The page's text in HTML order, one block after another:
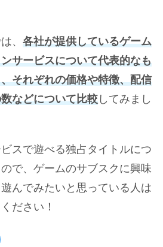
、 各社が提供しているゲーム
サービスについて代表的なも
それぞれの価格や特徴、配信
などについて比較してみまし
スで遊べる独占タイトルにつ
で、ゲームのサブスクに興味
んでみたいと思っている人は
ださい！